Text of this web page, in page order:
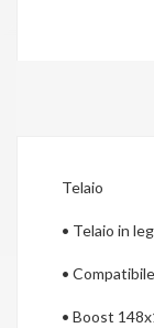
Telaio
• Telaio in
•
• Boost